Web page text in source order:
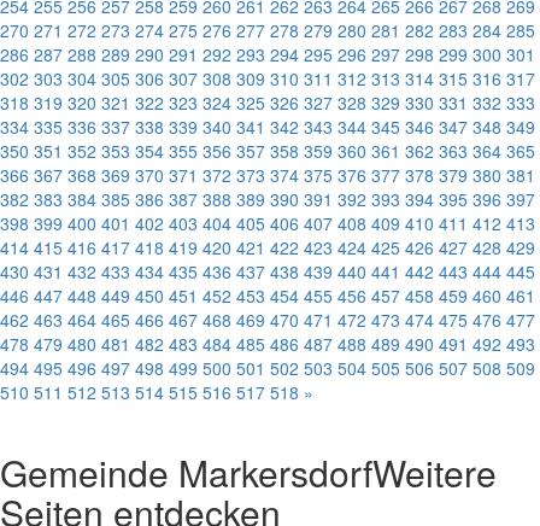
254 255 256 257 258 259 260 261 262 263 264 265 266 267 268 269
270 271 272 273 274 275 276 277 278 279 280 281 282 283 284 285
286 287 288 289 290 291 292 293 294 295 296 297 298 299 300 301
302 303 304 305 306 307 308 309 310 311 312 313 314 315 316 317
318 319 320 321 322 323 324 325 326 327 328 329 330 331 332 333
334 335 336 337 338 339 340 341 342 343 344 345 346 347 348 349
350 351 352 353 354 355 356 357 358 359 360 361 362 363 364 365
366 367 368 369 370 371 372 373 374 375 376 377 378 379 380 381
382 383 384 385 386 387 388 389 390 391 392 393 394 395 396 397
398 399 400 401 402 403 404 405 406 407 408 409 410 411 412 413
414 415 416 417 418 419 420 421 422 423 424 425 426 427 428 429
430 431 432 433 434 435 436 437 438 439 440 441 442 443 444 445
446 447 448 449 450 451 452 453 454 455 456 457 458 459 460 461
462 463 464 465 466 467 468 469 470 471 472 473 474 475 476 477
478 479 480 481 482 483 484 485 486 487 488 489 490 491 492 493
494 495 496 497 498 499 500 501 502 503 504 505 506 507 508 509
510 511 512 513 514 515 516 517 518 »
Gemeinde MarkersdorfWeitere
Seiten entdecken